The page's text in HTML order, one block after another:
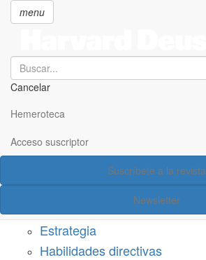
principal
menu
Search
Cancelar
Hemeroteca
Acceso suscriptor
Suscríbete a la revista
Newsletter
Acceso suscriptor
Estrategia
Habilidades directivas